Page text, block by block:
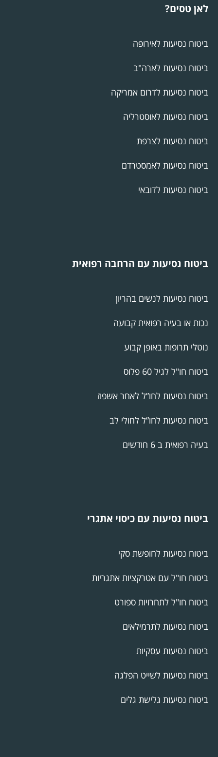
לאן טסים?
ביטוח נסיעות לאירופה
ביטוח נסיעות לארה"ב
ביטוח נסיעות לדרום אמריקה
ביטוח נסיעות לאוסטרליה
ביטוח נסיעות לצרפת
ביטוח נסיעות לאמסטרדם
ביטוח נסיעות לדובאי
ביטוח נסיעות עם הרחבה רפואית
ביטוח נסיעות לנשים בהריון
נכות או בעיה רפואית קבועה
נוטלי תרופות באופן קבוע
ביטוח חו"ל לגיל 60 פלוס
ביטוח נסיעות לחו”ל לאחר אשפוז
ביטוח נסיעות לחו”ל לחולי לב
בעיה רפואית ב 6 חודשים
ביטוח נסיעות עם כיסוי אתגרי
ביטוח נסיעות לחופשת סקי
ביטוח חו"ל עם אטרקציות אתגריות
ביטוח חו"ל לתחרויות ספורט
ביטוח נסיעות לתרמילאים
ביטוח נסיעות עסקיות
ביטוח נסיעות לשייט הפלגה
ביטוח נסיעות גלישת גלים